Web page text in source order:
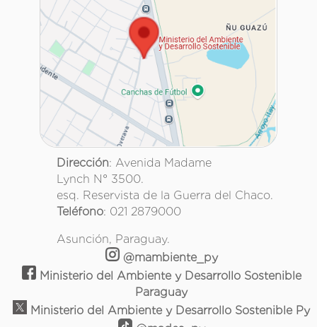
Dirección: Avenida Madame
Lynch N° 3500.
esq. Reservista de la Guerra del Chaco.
Teléfono: 021 2879000
Asunción, Paraguay.
@mambiente_py
Ministerio del Ambiente y Desarrollo Sostenible
Paraguay
Ministerio del Ambiente y Desarrollo Sostenible Py